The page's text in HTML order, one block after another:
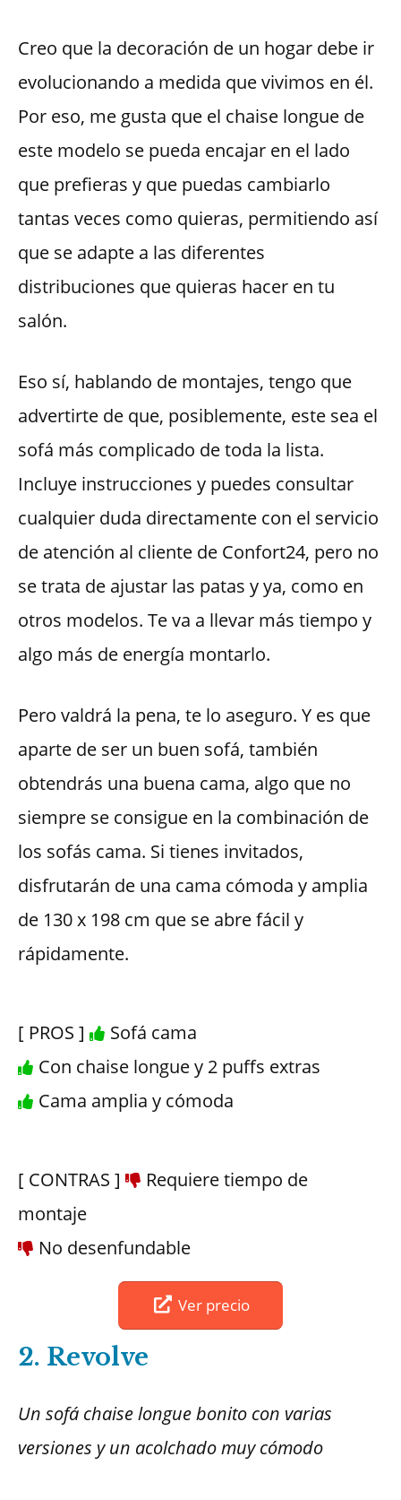
Creo que la decoración de un hogar debe ir
evolucionando a medida que vivimos en él.
Por eso, me gusta que el chaise longue de
este modelo se pueda encajar en el lado
que prefieras y que puedas cambiarlo
tantas veces como quieras, permitiendo así
que se adapte a las diferentes
distribuciones que quieras hacer en tu
salón.
Eso sí, hablando de montajes, tengo que
advertirte de que, posiblemente, este sea el
sofá más complicado de toda la lista.
Incluye instrucciones y puedes consultar
cualquier duda directamente con el servicio
de atención al cliente de Confort24, pero no
se trata de ajustar las patas y ya, como en
otros modelos. Te va a llevar más tiempo y
algo más de energía montarlo.
Pero valdrá la pena, te lo aseguro. Y es que
aparte de ser un buen sofá, también
obtendrás una buena cama, algo que no
siempre se consigue en la combinación de
los sofás cama. Si tienes invitados,
disfrutarán de una cama cómoda y amplia
de 130 x 198 cm que se abre fácil y
rápidamente.
[ PROS ]
Sofá cama
Con chaise longue y 2 puffs extras
Cama amplia y cómoda
[ CONTRAS ]
Requiere tiempo de
montaje
No desenfundable
Ver precio
2. Revolve
Un sofá chaise longue bonito con varias
versiones y un acolchado muy cómodo